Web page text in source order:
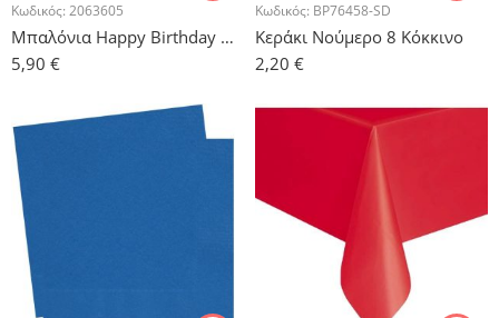
Κωδικός: 2063605
Μπαλόνια Happy Birthday Μπλε -13 τμχ.
5,90 €
Κωδικός: BP76458-SD
Κεράκι Νούμερο 8 Κόκκινο
2,20 €